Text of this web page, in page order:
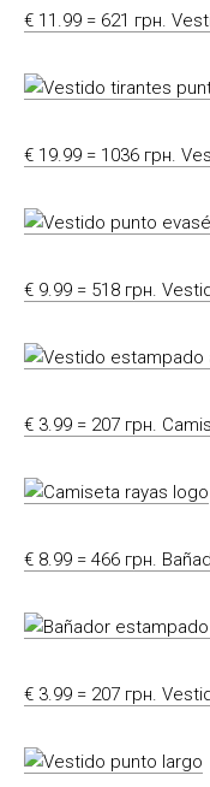
€ 11.99 = 621 грн.
€ 19.99 = 1036 грн.
€ 9.99 = 518 грн.
€ 3.99 = 207 грн.
€ 8.99 = 466 грн.
€ 3.99 = 207 грн.